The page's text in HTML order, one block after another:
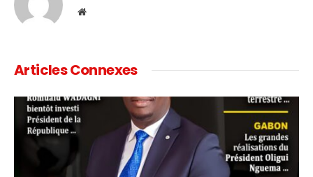
Website
Articles Connexes